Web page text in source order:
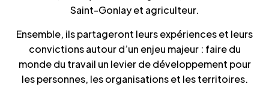
Saint-Gonlay et agriculteur.
Ensemble, ils partageront leurs expériences et leurs
convictions autour d’un enjeu majeur : faire du
monde du travail un levier de développement pour
les personnes, les organisations et les territoires.